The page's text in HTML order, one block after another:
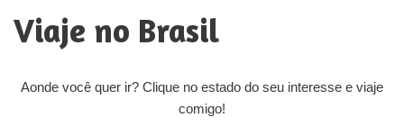
Viaje no Brasil
Aonde você quer ir? Clique no estado do seu interesse e viaje
comigo!